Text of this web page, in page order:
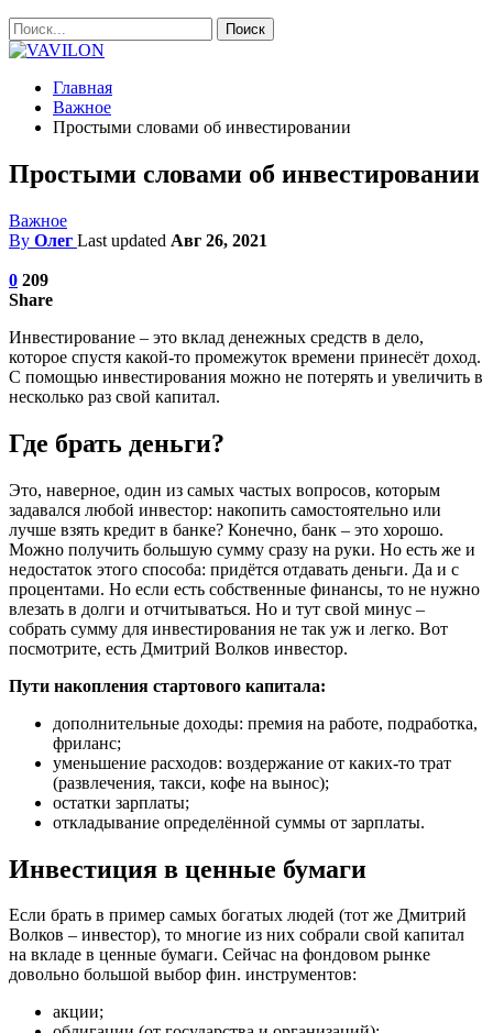
Главная
Важное
Простыми словами об инвестировании
Простыми словами об инвестировании
Важное
By Олег Last updated Авг 26, 2021
0 209
Share
Инвестирование – это вклад денежных средств в дело,
которое спустя какой-то промежуток времени принесёт доход.
С помощью инвестирования можно не потерять и увеличить в
несколько раз свой капитал.
Где брать деньги?
Это, наверное, один из самых частых вопросов, которым
задавался любой инвестор: накопить самостоятельно или
лучше взять кредит в банке? Конечно, банк – это хорошо.
Можно получить большую сумму сразу на руки. Но есть же и
недостаток этого способа: придётся отдавать деньги. Да и с
процентами. Но если есть собственные финансы, то не нужно
влезать в долги и отчитываться. Но и тут свой минус –
собрать сумму для инвестирования не так уж и легко. Вот
посмотрите, есть Дмитрий Волков инвестор.
Пути накопления стартового капитала:
дополнительные доходы: премия на работе, подработка,
фриланс;
уменьшение расходов: воздержание от каких-то трат
(развлечения, такси, кофе на вынос);
остатки зарплаты;
откладывание определённой суммы от зарплаты.
Инвестиция в ценные бумаги
Если брать в пример самых богатых людей (тот же Дмитрий
Волков – инвестор), то многие из них собрали свой капитал
на вкладе в ценные бумаги. Сейчас на фондовом рынке
довольно большой выбор фин. инструментов:
акции;